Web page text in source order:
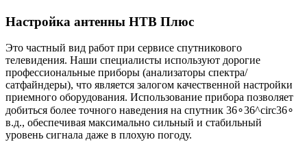
Настройка антенны НТВ Плюс
Это частный вид работ при сервисе спутникового
телевидения. Наши специалисты используют дорогие
профессиональные приборы (анализаторы спектра/
сатфайндеры), что является залогом качественной настройки
приемного оборудования. Использование прибора позволяет
добиться более точного наведения на спутник 36∘36^circ36∘
в.д., обеспечивая максимально сильный и стабильный
уровень сигнала даже в плохую погоду.